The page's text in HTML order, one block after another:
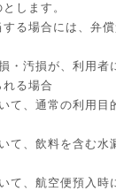
します。
る場合には、弁
・汚損が、利用者
る場合
て、通常の利用目
て、飲料を含む水
て、航空便預入時